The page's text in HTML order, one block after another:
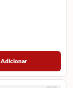
Adicionar